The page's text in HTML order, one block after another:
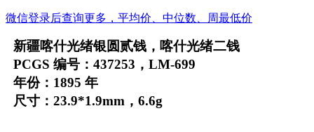
微信登录后查询更多，平均价、中位数、周最低价
新疆喀什光绪银圆贰钱，喀什光绪二钱
PCGS 编号：437253，LM-699
年份：1895 年
尺寸：23.9*1.9mm，6.6g